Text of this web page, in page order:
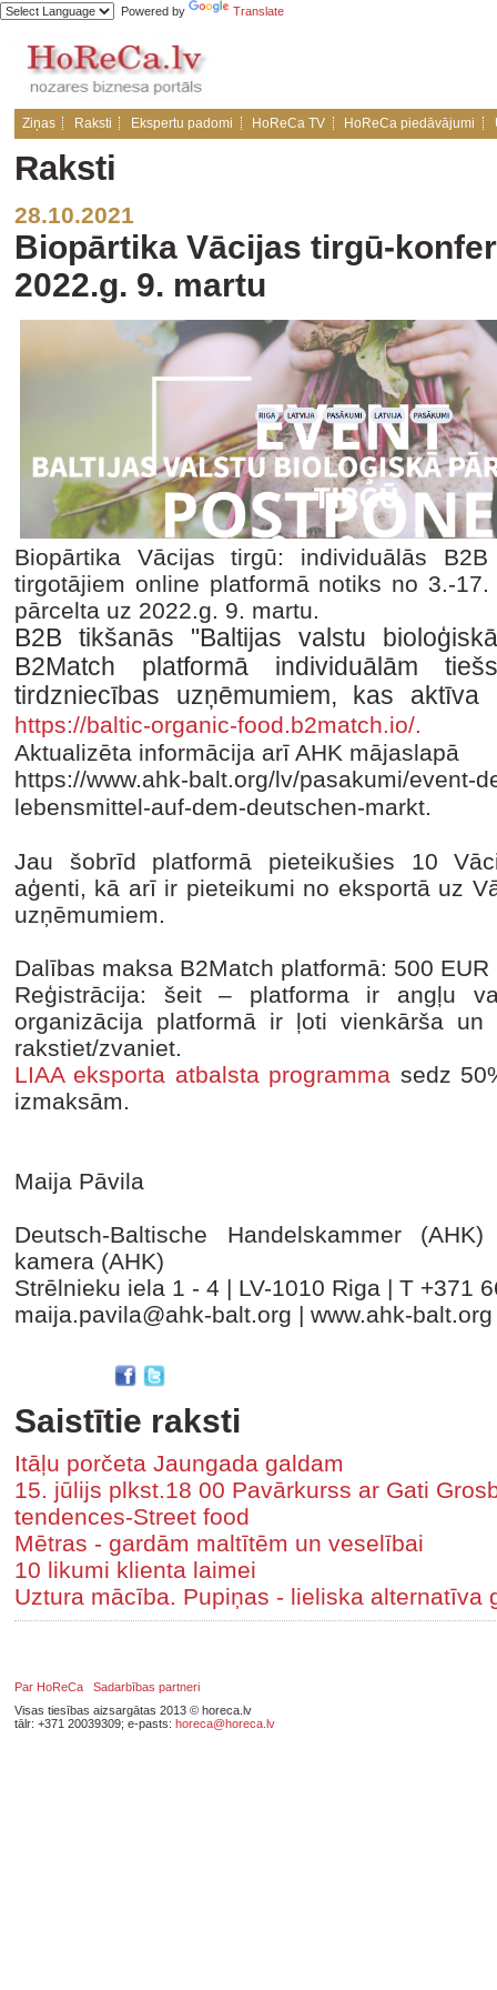
Powered by Translate
Ziņas Raksti Ekspertu padomi HoReCa TV HoReCa piedāvājumi
Raksti
28.10.2021
Biopārtika Vācijas tirgū-
2022.g. 9. martu
Biopārtika Vācijas tirgū: individuālās
tirgotājiem online platformā notiks no 3.-
pārcelta uz 2022.g. 9. martu.
B2B tikšanās "Baltijas valstu
B2Match platformā individuālām
tirdzniecības uzņēmumiem, kas
https://baltic-organic-food.b2match.io/.
Aktualizēta informācija arī AHK mājaslapā
https://www.ahk-balt.org/lv/pasakumi/event-
lebensmittel-auf-dem-deutschen-markt.
Jau šobrīd platformā pieteikušies 10
aģenti, kā arī ir pieteikumi no eksportā uz
uzņēmumiem.
Dalības maksa B2Match platformā: 500 EUR
Reģistrācija: šeit – platforma ir angļu
organizācija platformā ir ļoti vienkārša
rakstiet/zvaniet.
LIAA eksporta atbalsta programma sedz
izmaksām.
Maija Pāvila
Deutsch-Baltische Handelskammer
kamera (AHK)
Strēlnieku iela 1 - 4 | LV-1010 Riga | T +371
maija.pavila@ahk-balt.org | www.ahk-balt.org
Saistītie raksti
Itāļu porčeta Jaungada galdam
15. jūlijs plkst.18 00 Pavārkurss ar Gati
tendences-Street food
Mētras - gardām maltītēm un veselībai
10 likumi klienta laimei
Uztura mācība. Pupiņas - lieliska alternatīva
Par HoReCa
Sadarbības partneri
Visas tiesības aizsargātas 2013 © horeca.lv
tālr: +371 20039309; e-pasts: horeca@horeca.lv